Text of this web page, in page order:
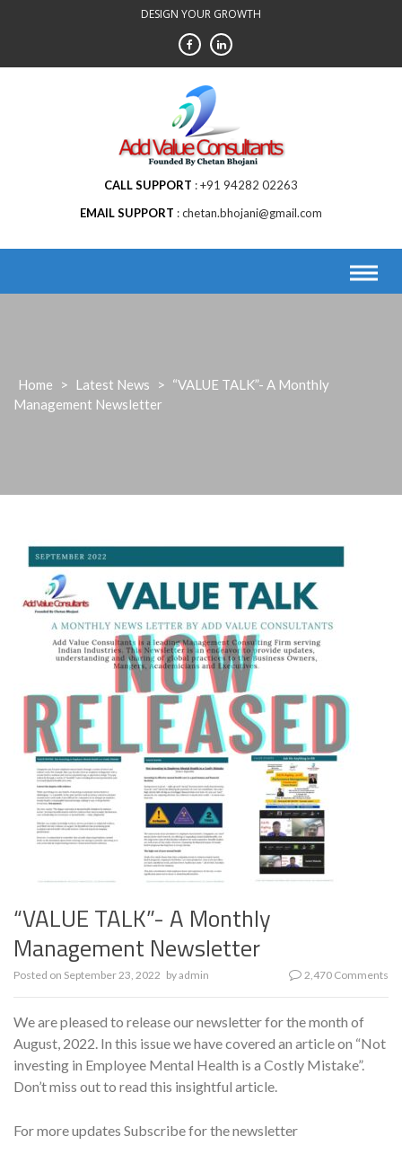
DESIGN YOUR GROWTH
CALL SUPPORT
+91 94282 02263
EMAIL SUPPORT
chetan.bhojani@gmail.com
Home > Latest News > “VALUE TALK”- A Monthly
Management Newsletter
“VALUE TALK”- A Monthly
Management Newsletter
Posted on September 23, 2022 byadmin 2,470 Comments
We are pleased to release our newsletter for the month of
August, 2022. In this issue we have covered an article on “Not
investing in Employee Mental Health is a Costly Mistake”.
Don’t miss out to read this insightful article.
For more updates Subscribe for the newsletter